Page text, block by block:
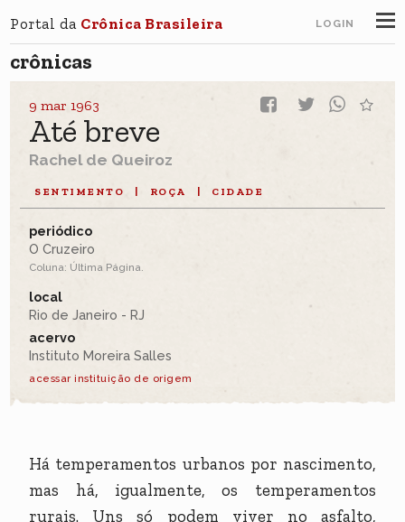
Portal da Crônica Brasileira LOGIN
crônicas
9 mar 1963
Até breve
Rachel de Queiroz
SENTIMENTO ROÇA CIDADE
periódico
O Cruzeiro
Coluna: Última Página.
local
Rio de Janeiro - RJ
acervo
Instituto Moreira Salles
acessar instituição de origem
Há temperamentos urbanos por nascimento,
mas há, igualmente, os temperamentos
rurais. Uns só podem viver no asfalto,